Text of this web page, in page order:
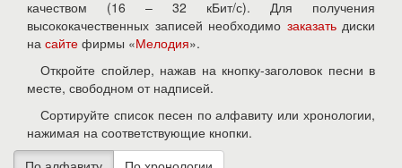
качеством (16 – 32 кБит/с). Для получения
высококачественных записей необходимо заказатьдиски
на сайте фирмы «Мелодия».
Откройте спойлер, нажав на кнопку-заголовок песни в
месте, свободном от надписей.
Сортируйте список песен по алфавиту или хронологии,
нажимая на соответствующие кнопки.